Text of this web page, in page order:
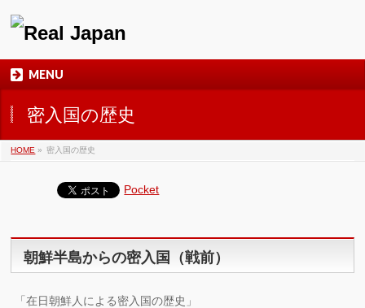
MENU
密入国の歴史
HOME » 密入国の歴史
Pocket
朝鮮半島からの密入国（戦前）
「在日朝鮮人による密入国の歴史」